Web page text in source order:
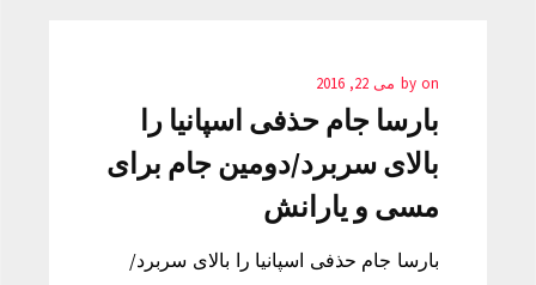
by on می 22, 2016
بارسا جام حذفی اسپانیا را
بالای سربرد/دومین جام برای
مسی و یارانش
بارسا جام حذفی اسپانیا را بالای سربرد/